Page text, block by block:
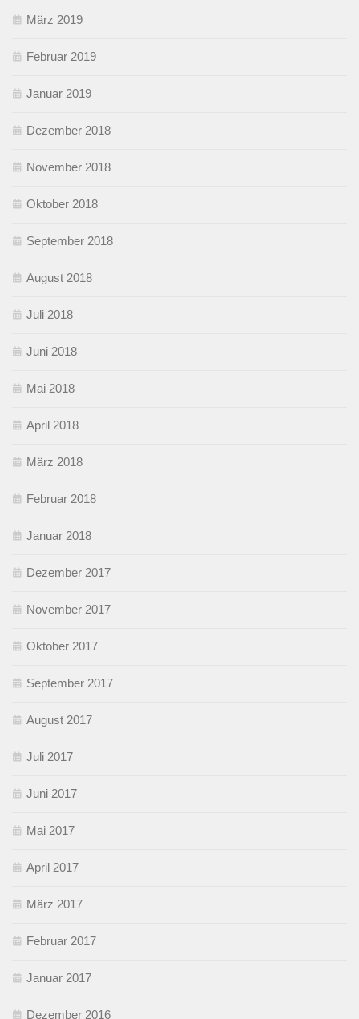
März 2019
Februar 2019
Januar 2019
Dezember 2018
November 2018
Oktober 2018
September 2018
August 2018
Juli 2018
Juni 2018
Mai 2018
April 2018
März 2018
Februar 2018
Januar 2018
Dezember 2017
November 2017
Oktober 2017
September 2017
August 2017
Juli 2017
Juni 2017
Mai 2017
April 2017
März 2017
Februar 2017
Januar 2017
Dezember 2016